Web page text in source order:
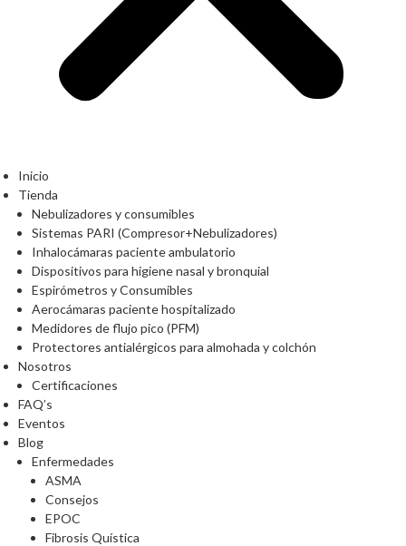
Inicio
Tienda
Nebulizadores y consumibles
Sistemas PARI (Compresor+Nebulizadores)
Inhalocámaras paciente ambulatorio
Dispositivos para higiene nasal y bronquial
Espirómetros y Consumibles
Aerocámaras paciente hospitalizado
Medidores de flujo pico (PFM)
Protectores antialérgicos para almohada y colchón
Nosotros
Certificaciones
FAQ’s
Eventos
Blog
Enfermedades
ASMA
Consejos
EPOC
Fibrosis Quística